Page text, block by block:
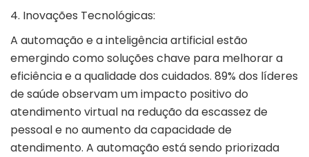
4. Inovações Tecnológicas:
A automação e a inteligência artificial estão
emergindo como soluções chave para melhorar a
eficiência e a qualidade dos cuidados. 89% dos líderes
de saúde observam um impacto positivo do
atendimento virtual na redução da escassez de
pessoal e no aumento da capacidade de
atendimento. A automação está sendo priorizada